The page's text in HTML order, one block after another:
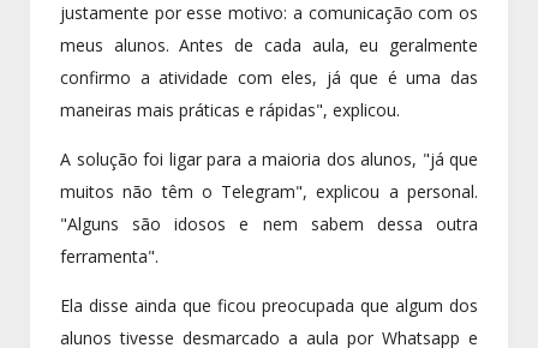
justamente por esse motivo: a comunicação com os
meus alunos. Antes de cada aula, eu geralmente
confirmo a atividade com eles, já que é uma das
maneiras mais práticas e rápidas", explicou.
A solução foi ligar para a maioria dos alunos, "já que
muitos não têm o Telegram", explicou a personal.
"Alguns são idosos e nem sabem dessa outra
ferramenta".
Ela disse ainda que ficou preocupada que algum dos
alunos tivesse desmarcado a aula por Whatsapp e